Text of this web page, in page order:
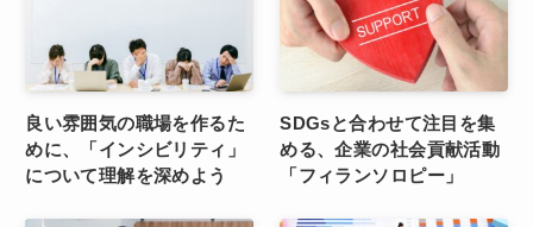
良い雰囲気の職場を作るた
めに、「インシビリティ」
について理解を深めよう
SDGsと合わせて注目を集
める、企業の社会貢献活動
「フィランソロピー」